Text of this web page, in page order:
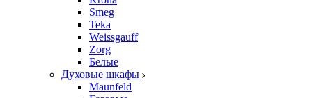
Smeg
Teka
Weissgauff
Zorg
Белые
Духовые шкафы
Maunfeld